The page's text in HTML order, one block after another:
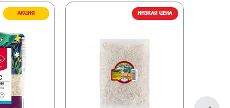
АКЦИЯ НИЗКАЯ ЦЕНА